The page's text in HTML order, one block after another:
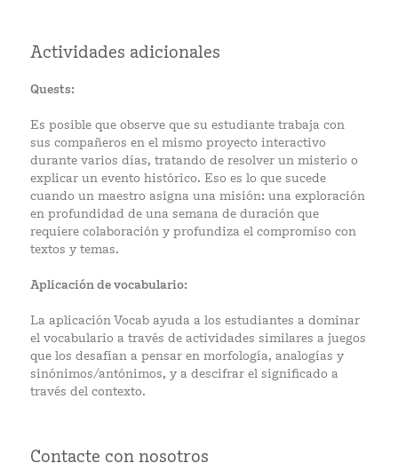
Actividades adicionales
Quests:
Es posible que observe que su estudiante trabaja con
sus compañeros en el mismo proyecto interactivo
durante varios días, tratando de resolver un misterio o
explicar un evento histórico. Eso es lo que sucede
cuando un maestro asigna una misión: una exploración
en profundidad de una semana de duración que
requiere colaboración y profundiza el compromiso con
textos y temas.
Aplicación de vocabulario:
La aplicación Vocab ayuda a los estudiantes a dominar
el vocabulario a través de actividades similares a juegos
que los desafían a pensar en morfología, analogías y
sinónimos/antónimos, y a descifrar el significado a
través del contexto.
Contacte con nosotros